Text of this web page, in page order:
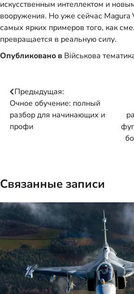
искусственным интеллектом и
вооружения. Но уже сейчас Magura
самых ярких примеров того, как
превращается в реальную силу.
Опубликовано в Військова
Навигация
по
записям
Предыдущая:
Очное обучение: полный
разбор для начинающих и
профи
Связанные записи